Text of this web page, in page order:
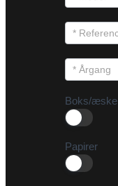
Boks/æske
Papirer